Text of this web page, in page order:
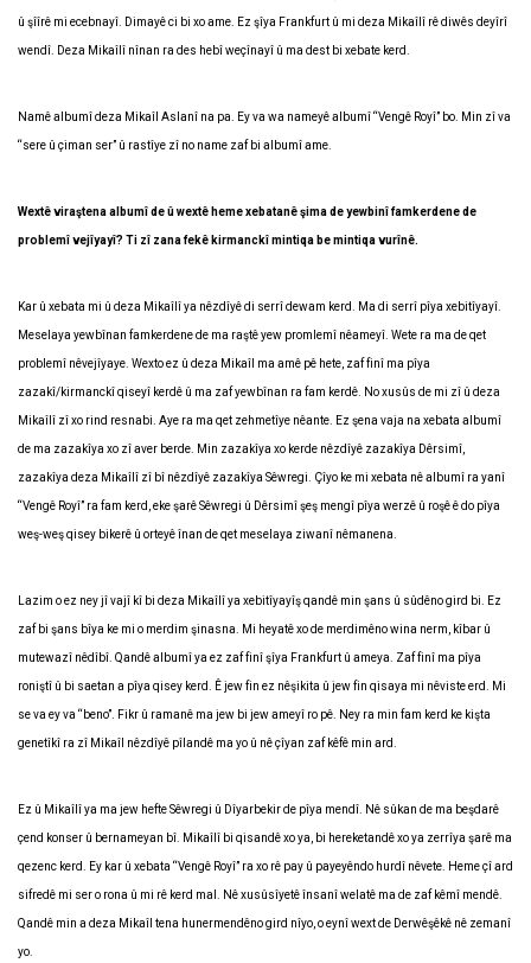
û şîîrê mi ecebnayî. Dimayê ci bi xo ame. Ez şîya Frankfurt û mi deza Mikaîlî rê diwês deyîrî
wendî. Deza Mikaîlî nînan ra des hebî weçînayî û ma dest bi xebate kerd.
Namê albumî deza Mikaîl Aslanî na pa. Ey va wa nameyê albumî “Vengê Royî” bo. Min zî va
“sere û çiman ser” û rastîye zî no name zaf bi albumî ame.
Wextê viraştena albumî de û wextê heme xebatanê şima de yewbinî famkerdene de
problemî vejîyayî? Ti zî zana fekê kirmanckî mintiqa be mintiqa vurînê.
Kar û xebata mi û deza Mikaîlî ya nêzdîyê di serrî dewam kerd. Ma di serrî pîya xebitîyayî.
Meselaya yewbînan famkerdene de ma raştê yew promlemî nêameyî. Wete ra ma de qet
problemî nêvejîyaye. Wexto ez û deza Mikaîl ma amê pê hete, zaf finî ma pîya
zazakî/kirmanckî qiseyî kerdê û ma zaf yewbînan ra fam kerdê. No xusûs de mi zî û deza
Mikaîlî zî xo rind resnabi. Aye ra ma qet zehmetîye nêante. Ez şena vaja na xebata albumî
de ma zazakîya xo zî aver berde. Min zazakîya xo kerde nêzdîyê zazakîya Dêrsimî,
zazakîya deza Mikaîlî zî bî nêzdîyê zazakîya Sêwregi. Çîyo ke mi xebata nê albumî ra yanî
“Vengê Royî” ra fam kerd, eke şarê Sêwregi û Dêrsimî şeş mengî pîya werzê û roşê ê do pîya
weş-weş qisey bikerê û orteyê înan de qet meselaya ziwanî nêmanena.
Lazim o ez ney jî vajî kî bi deza Mikaîlî ya xebitîyayîş qandê min şans û sûdêno gird bi. Ez
zaf bi şans bîya ke mi o merdim şinasna. Mi heyatê xo de merdimêno wina nerm, kîbar û
mutewazî nêdîbî. Qandê albumî ya ez zaf finî şîya Frankfurt û ameya. Zaf finî ma pîya
roniştî û bi saetan a pîya qisey kerd. Ê jew fin ez nêşikita û jew fin qisaya mi nêviste erd. Mi
se va ey va “beno”. Fikr û ramanê ma jew bi jew ameyî ro pê. Ney ra min fam kerd ke kişta
genetîkî ra zî Mikaîl nêzdîyê pîlandê ma yo û nê çîyan zaf kêfê min ard.
Ez û Mikaîlî ya ma jew hefte Sêwregi û Dîyarbekir de pîya mendî. Nê sûkan de ma beşdarê
çend konser û bernameyan bî. Mikaîlî bi qisandê xo ya, bi hereketandê xo ya zerrîya şarê ma
qezenc kerd. Ey kar û xebata “Vengê Royî” ra xo rê pay û payeyêndo hurdî nêvete. Heme çî ard
sifredê mi ser o rona û mi rê kerd mal. Nê xusûsîyetê însanî welatê ma de zaf kêmî mendê.
Qandê min a deza Mikaîl tena hunermendêno gird nîyo, o eynî wext de Derwêşêkê nê zemanî
yo.